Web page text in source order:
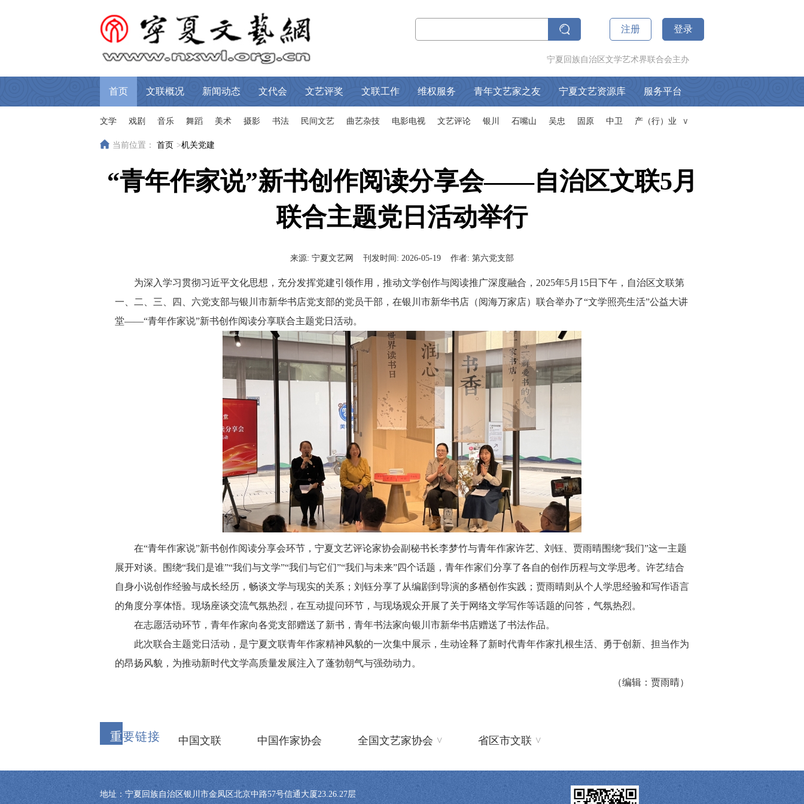
注册 登录
宁夏回族自治区文学艺术界联合会主办
首页 文联概况 新闻动态 文代会 文艺评奖 文联工作 维权服务 青年文艺家之友 宁夏文艺资源库 服务平台
文学 戏剧 音乐 舞蹈 美术 摄影 书法 民间文艺 曲艺杂技 电影电视 文艺评论 银川 石嘴山 吴忠 固原 中卫 产（行）业 ∧
当前位置： 首页 >机关党建
“青年作家说”新书创作阅读分享会——自治区文联5月
联合主题党日活动举行
来源: 宁夏文艺网 刊发时间: 2026-05-19 作者: 第六党支部
为深入学习贯彻习近平文化思想，充分发挥党建引领作用，推动文学创作与阅读推广深度融合，2025年5月15日下午，自治区文联第
一、二、三、四、六党支部与银川市新华书店党支部的党员干部，在银川市新华书店（阅海万家店）联合举办了“文学照亮生活”公益大讲
堂——“青年作家说”新书创作阅读分享联合主题党日活动。
在“青年作家说”新书创作阅读分享会环节，宁夏文艺评论家协会副秘书长李梦竹与青年作家许艺、刘钰、贾雨晴围绕“我们”这一主题
展开对谈。围绕“我们是谁”“我们与文学”“我们与它们”“我们与未来”四个话题，青年作家们分享了各自的创作历程与文学思考。许艺结合
自身小说创作经验与成长经历，畅谈文学与现实的关系；刘钰分享了从编剧到导演的多栖创作实践；贾雨晴则从个人学思经验和写作语言
的角度分享体悟。现场座谈交流气氛热烈，在互动提问环节，与现场观众开展了关于网络文学写作等话题的问答，气氛热烈。
在志愿活动环节，青年作家向各党支部赠送了新书，青年书法家向银川市新华书店赠送了书法作品。
此次联合主题党日活动，是宁夏文联青年作家精神风貌的一次集中展示，生动诠释了新时代青年作家扎根生活、勇于创新、担当作为
的昂扬风貌，为推动新时代文学高质量发展注入了蓬勃朝气与强劲动力。
（编辑：贾雨晴）
重要链接 中国文联 中国作家协会 全国文艺家协会 ^ 省区市文联 ^
地址：宁夏回族自治区银川市金凤区北京中路57号信通大厦23.26.27层